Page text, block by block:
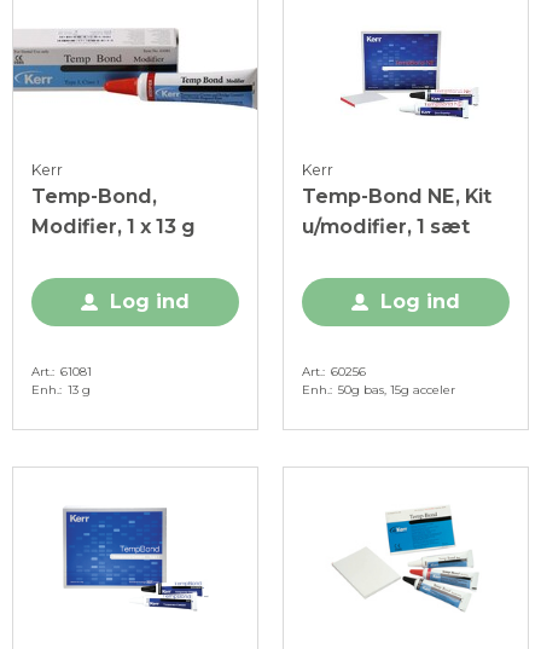
Kerr
Temp-Bond,
Modifier, 1 x 13 g
Log ind
Art. 61081
Enh. 13 g
Kerr
Temp-Bond NE, Kit
u/modifier, 1 sæt
Log ind
Art. 60256
Enh. 50g bas, 15g acceler